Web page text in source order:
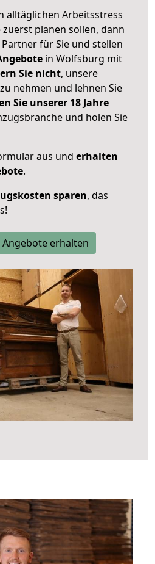
alltäglichen Arbeitsstress
zuerst planen sollen, dann
für Sie und stellen
in Wolfsburg mit
Sie nicht, unsere
nehmen und lehnen Sie
Sie unserer 18 Jahre
und holen Sie
aus und erhalten
.
sparen, das
Angebote erhalten